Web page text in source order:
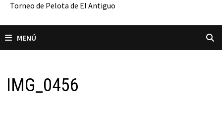
Torneo de Pelota de El Antiguo
MENÚ
IMG_0456